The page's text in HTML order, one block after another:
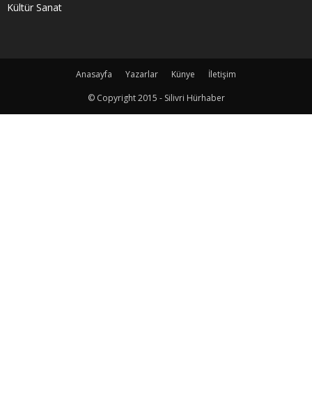
Kültür Sanat
Anasayfa Yazarlar Künye
İletişim
© Copyright 2015 - Silivri Hürhaber